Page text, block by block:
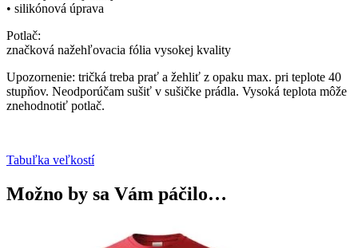
• silikónová úprava
Potlač:
značková nažehľovacia fólia vysokej kvality
Upozornenie: tričká treba prať a žehliť z opaku max. pri teplote 40
stupňov. Neodporúčam sušiť v sušičke prádla. Vysoká teplota môže
znehodnotiť potlač.
Tabuľka veľkostí
Možno by sa Vám páčilo…